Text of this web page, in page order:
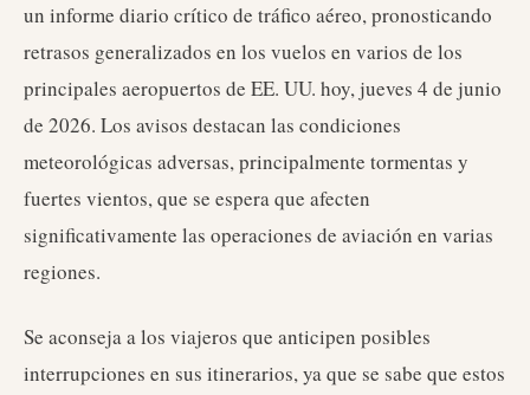
un informe diario crítico de tráfico aéreo, pronosticando
retrasos generalizados en los vuelos en varios de los
principales aeropuertos de EE. UU. hoy, jueves 4 de junio
de 2026. Los avisos destacan las condiciones
meteorológicas adversas, principalmente tormentas y
fuertes vientos, que se espera que afecten
significativamente las operaciones de aviación en varias
regiones.
Se aconseja a los viajeros que anticipen posibles
interrupciones en sus itinerarios, ya que se sabe que estos